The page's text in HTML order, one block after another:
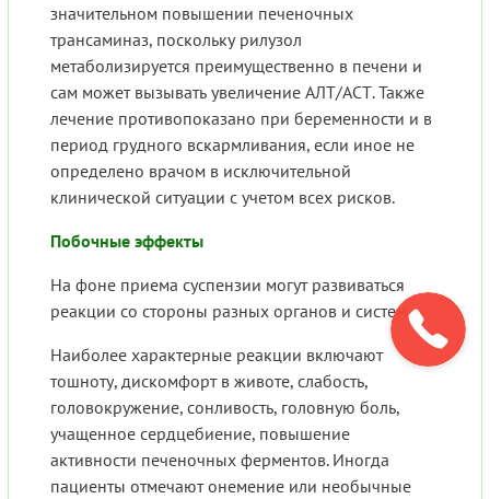
значительном повышении печеночных
трансаминаз, поскольку рилузол
метаболизируется преимущественно в печени и
сам может вызывать увеличение АЛТ/АСТ. Также
лечение противопоказано при беременности и в
период грудного вскармливания, если иное не
определено врачом в исключительной
клинической ситуации с учетом всех рисков.
Побочные эффекты
На фоне приема суспензии могут развиваться
реакции со стороны разных органов и систем.
Наиболее характерные реакции включают
тошноту, дискомфорт в животе, слабость,
головокружение, сонливость, головную боль,
учащенное сердцебиение, повышение
активности печеночных ферментов. Иногда
пациенты отмечают онемение или необычные